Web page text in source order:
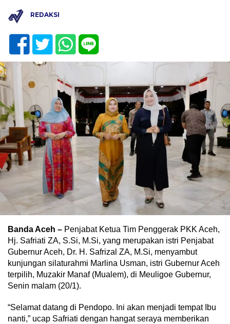
REDAKSI
Banda Aceh – Penjabat Ketua Tim Penggerak PKK Aceh,
Hj. Safriati ZA, S.Si, M.Si, yang merupakan istri Penjabat
Gubernur Aceh, Dr. H. Safrizal ZA, M.Si, menyambut
kunjungan silaturahmi Marlina Usman, istri Gubernur Aceh
terpilih, Muzakir Manaf (Mualem), di Meuligoe Gubernur,
Senin malam (20/1).
“Selamat datang di Pendopo. Ini akan menjadi tempat Ibu
nanti,” ucap Safriati dengan hangat seraya memberikan